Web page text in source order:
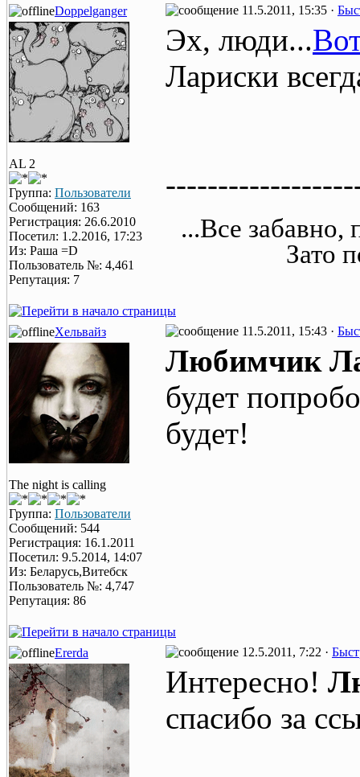
Doppelganger 11.5.2011, 15:35 ·
AL 2
Группа: Пользователи
Сообщений: 163
Регистрация: 26.6.2010
Посетил: 1.2.2016, 17:23
Из: Раша =D
Пользователь №: 4,461
Репутация: 7
Эх, люди...
Лариски
...Все забавно,
Зато
Хельвайз 11.5.2011, 15:43 ·
The night is calling
Группа: Пользователи
Сообщений: 544
Регистрация: 16.1.2011
Посетил: 9.5.2014, 14:07
Из: Беларусь,Витебск
Пользователь №: 4,747
Репутация: 86
Любимчик
будет
будет!
Ererda 12.5.2011, 7:22 ·
Интересно!
спасибо за